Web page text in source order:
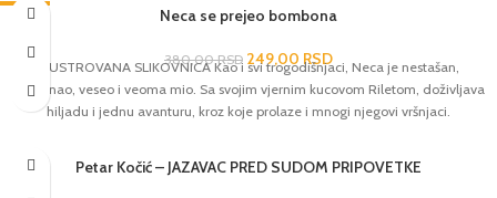
-34% Neca se prejeo bombona
380,00RSD 249,00 RSD
ILUSTROVANA SLIKOVNICA Kao i svi trogodišnjaci, Neca je nestašan,
radoznao, veseo i veoma mio. Sa svojim vjernim kucovom Riletom, doživljava
hiljadu i jednu avanturu, kroz koje prolaze i mnogi njegovi vršnjaci.
Petar Kočić – JAZAVAC PRED SUDOM PRIPOVETKE